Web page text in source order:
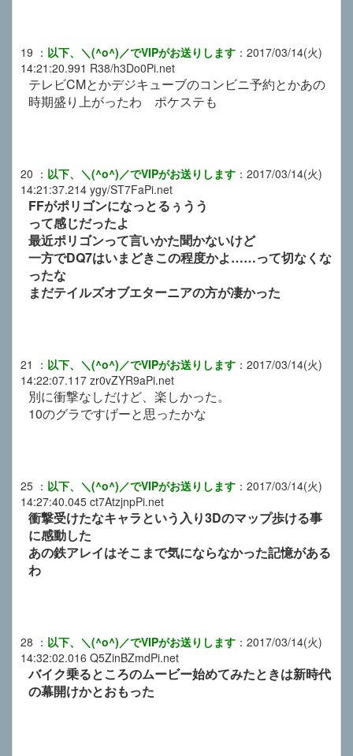
19 ： 以下、＼(^o^)／でVIPがお送りします ： 2017/03/14(火)
14:21:20.991 R38/h3Do0Pi.net
テレビCMとかデジキューブのコンビニ予約とかあの
時期盛り上がったわ ポケステも
20 ： 以下、＼(^o^)／でVIPがお送りします ： 2017/03/14(火)
14:21:37.214 ygy/ST7FaPi.net
FFがポリゴンになっとるぅうう
って感じだったよ
最近ポリゴンって言いかた聞かないけど
一方でDQ7はいまどきこの程度かよ……って切なくな
ったな
まだテイルズオブエターニアの方が凄かった
21 ： 以下、＼(^o^)／でVIPがお送りします ： 2017/03/14(火)
14:22:07.117 zr0vZYR9aPi.net
別に衝撃なしだけど、楽しかった。
10のグラですげーと思ったかな
25 ： 以下、＼(^o^)／でVIPがお送りします ： 2017/03/14(火)
14:27:40.045 ct7AtzjnpPi.net
衝撃受けたなキャラという入り3Dのマップ歩ける事
に感動した
あの鉄アレイはそこまで気にならなかった記憶がある
わ
28 ： 以下、＼(^o^)／でVIPがお送りします ： 2017/03/14(火)
14:32:02.016 Q5ZinBZmdPi.net
バイク乗るところのムービー始めてみたときは新時代
の幕開けかとおもった